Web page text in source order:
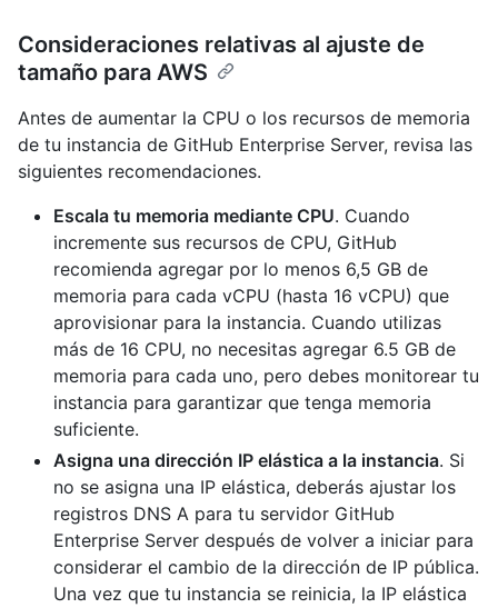
Consideraciones relativas al ajuste de
tamaño para AWS
Antes de aumentar la CPU o los recursos de memoria
de tu instancia de GitHub Enterprise Server, revisa las
siguientes recomendaciones.
Escala tu memoria mediante CPU. Cuando
incremente sus recursos de CPU, GitHub
recomienda agregar por lo menos 6,5 GB de
memoria para cada vCPU (hasta 16 vCPU) que
aprovisionar para la instancia. Cuando utilizas
más de 16 CPU, no necesitas agregar 6.5 GB de
memoria para cada uno, pero debes monitorear tu
instancia para garantizar que tenga memoria
suficiente.
Asigna una dirección IP elástica a la instancia. Si
no se asigna una IP elástica, deberás ajustar los
registros DNS A para tu servidor GitHub
Enterprise Server después de volver a iniciar para
considerar el cambio de la dirección de IP pública.
Una vez que tu instancia se reinicia, la IP elástica